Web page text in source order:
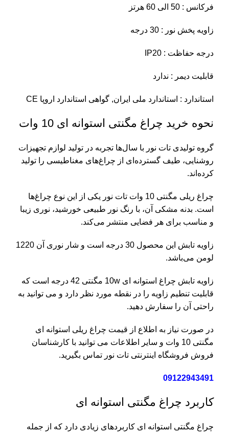
فرکانس : 50 الی 60 هرتز
زاویه پخش نور : 30 درجه
درجه حفاظت : IP20
قابلیت دیمر : ندارد
استاندارد : استاندارد ملی ایران, گواهی استاندارد اروپا CE
نحوه خرید چراغ مگنتی استوانه ای 10 وات
گروه تولیدی تات نور با سال‌ها تجربه در تولید لوازم تجهیزات
روشنایی، طیف گسترده‌ای از چراغ‌های مغناطیسی را تولید
کرده‌اند.
چراغ ریلی مگنتی 10 وات تات نور یکی از این نوع چراغ‌ها
است. بدنه مشکی آن، با رنگ نور طبیعی خورشید، نوری زیبا
و مناسب برای هر فضایی منتشر می‌کند.
زاویه تابش این محصول 30 درجه است و شار نوری آن 1220
لومن می‌باشد.
زاویه تابش چراغ استوانه ای 10w مگنتی 42 درجه است که
قابلیت تنطیم زاویه را در نقطه مورد نظر دارد و می توانید به
راحتی آن را سفارش دهید.
در صورت نیاز به اطلاع از قیمت چراغ ریلی استوانه ای
مگنتی 10 وات و سایر اطلاعات می توانید با کارشناسان
فروش فروشگاه اینترنتی تات نور تماس بگیرید.
09122943491
کاربرد چراغ مگنتی استوانه ای
چراغ مگنتی استوانه ای کاربردهای زیادی دارد که از جمله